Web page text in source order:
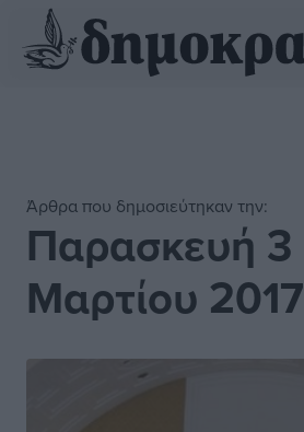
Άρθρα που δημοσιεύτηκαν την:
Παρασκευή 3
Μαρτίου 2017